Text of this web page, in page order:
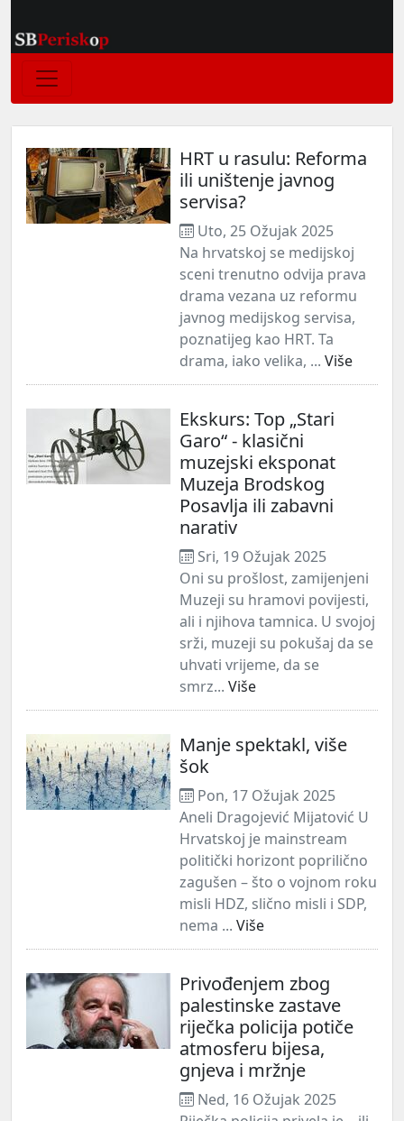
HRT u rasulu: Reforma
ili uništenje javnog
servisa?
Uto, 25 Ožujak 2025
Na hrvatskoj se medijskoj
sceni trenutno odvija prava
drama vezana uz reformu
javnog medijskog servisa,
poznatijeg kao HRT. Ta
drama, iako velika, ... Više
Ekskurs: Top „Stari
Garo“ - klasični
muzejski eksponat
Muzeja Brodskog
Posavlja ili zabavni
narativ
Sri, 19 Ožujak 2025
Oni su prošlost, zamijenjeni
Muzeji su hramovi povijesti,
ali i njihova tamnica. U svojoj
srži, muzeji su pokušaj da se
uhvati vrijeme, da se
smrz... Više
Manje spektakl, više
šok
Pon, 17 Ožujak 2025
Aneli Dragojević Mijatović U
Hrvatskoj je mainstream
politički horizont poprilično
zagušen – što o vojnom roku
misli HDZ, slično misli i SDP,
nema ... Više
Privođenjem zbog
palestinske zastave
riječka policija potiče
atmosferu bijesa,
gnjeva i mržnje
Ned, 16 Ožujak 2025